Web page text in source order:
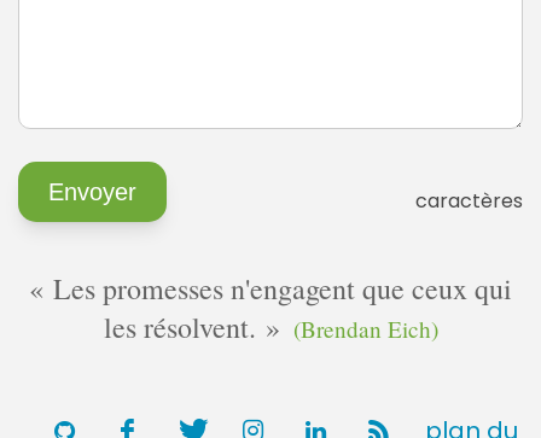
caractères
Les promesses n'engagent que ceux qui
les résolvent.
(Brendan Eich)
plan du